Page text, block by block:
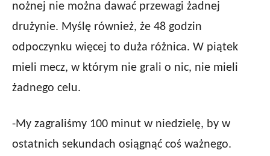
nożnej nie można dawać przewagi żadnej
drużynie. Myślę również, że 48 godzin
odpoczynku więcej to duża różnica. W piątek
mieli mecz, w którym nie grali o nic, nie mieli
żadnego celu.
-My zagraliśmy 100 minut w niedzielę, by w
ostatnich sekundach osiągnąć coś ważnego.